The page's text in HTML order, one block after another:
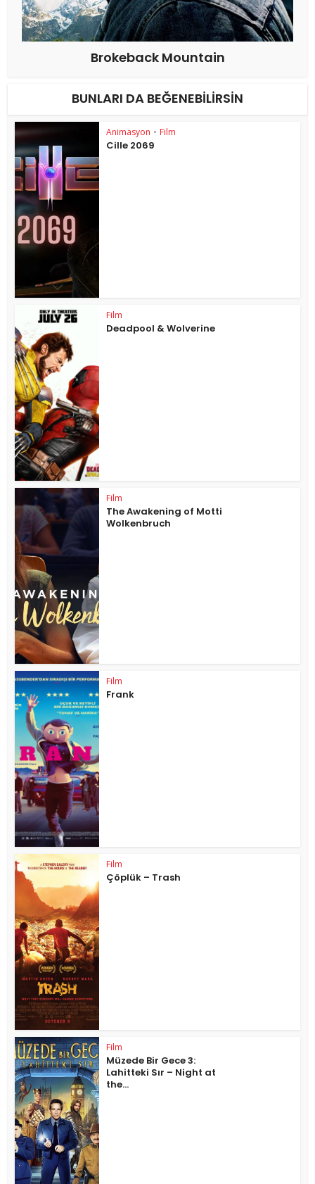
Brokeback Mountain
BUNLARI DA BEĞENEBILIRSIN
Animasyon • Film
Cille 2069
Film
Deadpool & Wolverine
Film
The Awakening of Motti
Wolkenbruch
Film
Frank
Film
Çöplük – Trash
Film
Müzede Bir Gece 3:
Lahitteki Sır – Night at
the...